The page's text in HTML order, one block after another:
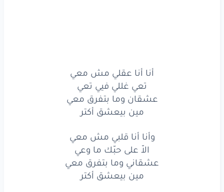
الاّعلىحبّكما وعي
عشقانيوما بتفرق معي
مينبيعشقأكتر
بدّكتتحدّيني
احلفيليوقوليلي
انّوبتحبّيني
مأبّد
أنا أنا عقلي مش معي
تعي غللي فيي تعي
عشقان وما بتفرق معي
مين بيعشق أكتر
وأنا أنا قلبي مش معي
الاّ على حبّك ما وعي
عشقاني وما بتفرق معي
مين بيعشق أكتر